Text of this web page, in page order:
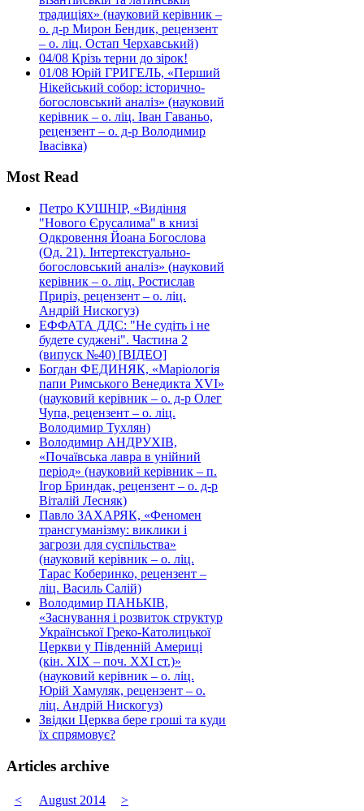
традиціях» (науковий керівник –
о. д-р Мирон Бендик, рецензент
– о. ліц. Остап Черхавський)
04/08 Крізь терни до зірок!
01/08 Юрій ГРИГЕЛЬ, «Перший
Нікейський собор: історично-
богословський аналіз» (науковий
керівник – о. ліц. Іван Гаваньо,
рецензент – о. д-р Володимир
Івасівка)
Most Read
Петро КУШНІР, «Видіння
"Нового Єрусалима" в книзі
Одкровення Йоана Богослова
(Од. 21). Інтертекстуально-
богословський аналіз» (науковий
керівник – о. ліц. Ростислав
Приріз, рецензент – о. ліц.
Андрій Нискогуз)
ЕФФАТА ДДС: "Не судіть і не
будете суджені". Частина 2
(випуск №40) [ВІДЕО]
Богдан ФЕДИНЯК, «Маріологія
папи Римського Венедикта XVI»
(науковий керівник – о. д-р Олег
Чупа, рецензент – о. ліц.
Володимир Тухлян)
Володимир АНДРУХІВ,
«Почаївська лавра в унійний
період» (науковий керівник – п.
Ігор Бриндак, рецензент – о. д-р
Віталій Лесняк)
Павло ЗАХАРЯК, «Феномен
трансгуманізму: виклики і
загрози для суспільства»
(науковий керівник – о. ліц.
Тарас Коберинко, рецензент –
ліц. Василь Салій)
Володимир ПАНЬКІВ,
«Заснування і розвиток структур
Української Греко-Католицької
Церкви у Південній Америці
(кін. ХІХ – поч. ХХІ ст.)»
(науковий керівник – о. ліц.
Юрій Хамуляк, рецензент – о.
ліц. Андрій Нискогуз)
Звідки Церква бере гроші та куди
їх спрямовує?
Articles archive
< August 2014
>